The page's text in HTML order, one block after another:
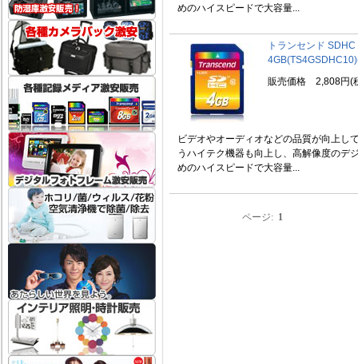
めのハイスピードで大容量...
トランセンド
販売価格 2,808円(
ビデオやオーディオなどの品質が向上し
うハイテク機器も向上し、高解像度のデ
めのハイスピードで大容量...
ページ: 1